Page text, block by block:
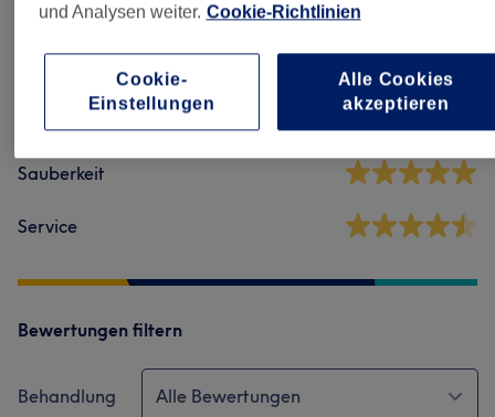
4,7
Sauberkeit
Service
Bewertungen filtern
Behandlung Alle Bewertungen
und Analysen weiter. Cookie-Richtlinien
Alle Cookies
akzeptieren
Cookie-
Einstellungen